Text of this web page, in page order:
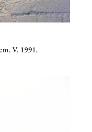
V. 1991.